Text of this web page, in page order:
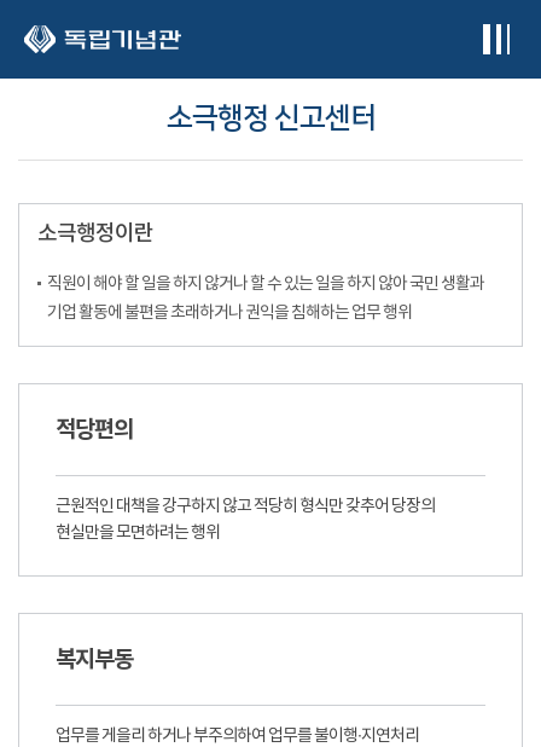
소극행정 신고센터
소극행정이란
직원이 해야 할 일을 하지 않거나 할 수 있는 일을 하지 않아 국민 생활과
기업 활동에 불편을 초래하거나 권익을 침해하는 업무 행위
적당편의
근원적인 대책을 강구하지 않고 적당히 형식만 갖추어 당장의
현실만을 모면하려는 행위
복지부동
업무를 게을리 하거나 부주의하여 업무를 불이행∙지연처리